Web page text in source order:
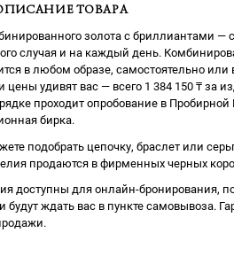
ТОВАРА
золота с бриллиантами —
случая и на каждый день.
в любом образе, самостоятельно или
удивят вас — всего 1 384 150₸ за
проходит опробование в
бирка.
подобрать цепочку, браслет или
продаются в фирменных черных
доступны для онлайн-бронирования,
будут ждать вас в пункте самовывоза.